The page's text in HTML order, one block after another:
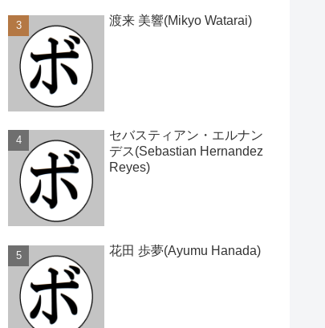
渡来 美響(Mikyo Watarai)
セバスティアン・エルナン
デス(Sebastian Hernandez
Reyes)
花田 歩夢(Ayumu Hanada)